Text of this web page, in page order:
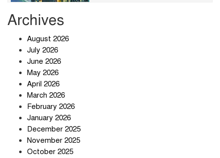
Archives
August 2026
July 2026
June 2026
May 2026
April 2026
March 2026
February 2026
January 2026
December 2025
November 2025
October 2025